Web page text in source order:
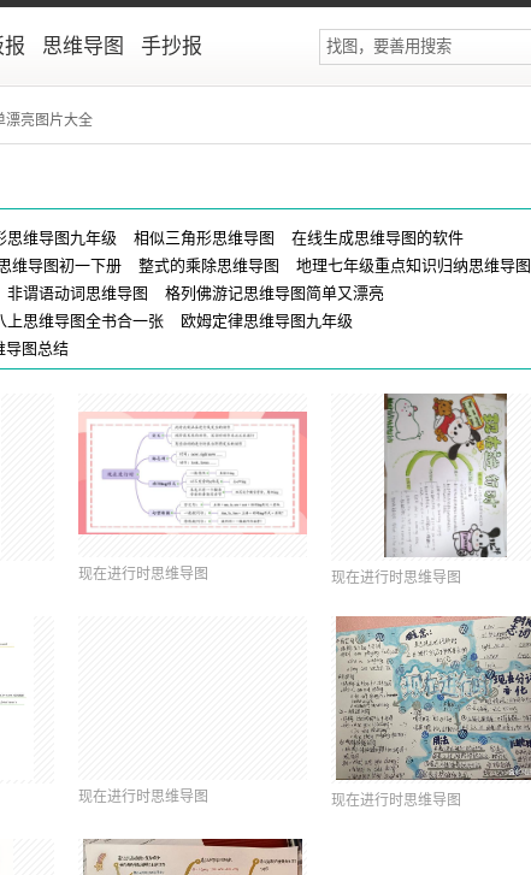
报 思维导图 手抄报
漂亮图片大全
思维导图九年级 相似三角形思维导图
在线生成思维导图的软件
维导图初一下册 整式的乘除思维导图
地理七年级重点知识归纳思维导图
非谓语动词思维导图
格列佛游记思维导图简单又漂亮
上思维导图全书合一张
欧姆定律思维导图九年级
导图总结
现在进行时思维导图 现在进行时思维导图
现在进行时思维导图 现在进行时思维导图